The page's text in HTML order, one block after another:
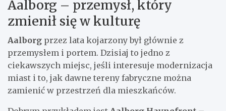
Aalborg – przemysł, który
zmienił się w kulturę
Aalborg przez lata kojarzony był głównie z
przemysłem i portem. Dzisiaj to jedno z
ciekawszych miejsc, jeśli interesuje modernizacja
miast i to, jak dawne tereny fabryczne można
zamienić w przestrzeń dla mieszkańców.